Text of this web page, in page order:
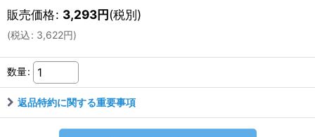
販売価格: 3,293円(税別)
(税込: 3,622円)
数量:
返品特約に関する重要事項